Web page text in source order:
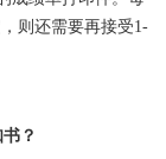
则还需要再接受1-
？